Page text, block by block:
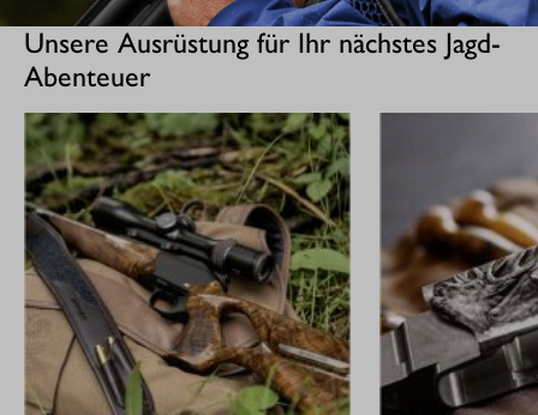
Unsere Ausrüstung für Ihr nächstes Jagd-
Abenteuer